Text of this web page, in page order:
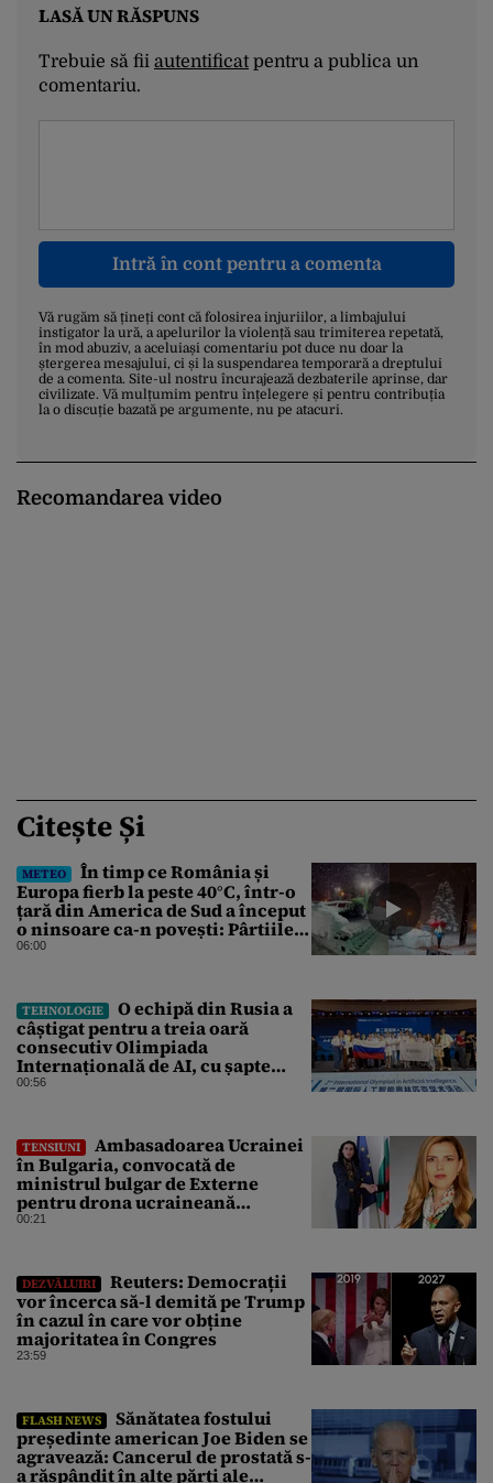
LASĂ UN RĂSPUNS
Trebuie să fii autentificatpentru a publica un
comentariu.
Intră în cont pentru a comenta
Vă rugăm să țineți cont că folosirea injuriilor, a limbajului
instigator la ură, a apelurilor la violență sau trimiterea repetată,
în mod abuziv, a aceluiași comentariu pot duce nu doar la
ștergerea mesajului, ci și la suspendarea temporară a dreptului
de a comenta. Site-ul nostru încurajează dezbaterile aprinse, dar
civilizate. Vă mulțumim pentru înțelegere și pentru contribuția
la o discuție bazată pe argumente, nu pe atacuri.
Recomandarea video
Citește Și
METEO
În timp ce România și
Europa fierb la peste 40°C, într-o
țară din America de Sud a început
o ninsoare ca-n povești: Pârtiile
s-au umplut de schiori
06:00
TEHNOLOGIE
O echipă din Rusia a
câștigat pentru a treia oară
consecutiv Olimpiada
Internațională de AI, cu șapte
medalii din aur și una de bronz
00:56
TENSIUNI
Ambasadoarea Ucrainei
în Bulgaria, convocată de
ministrul bulgar de Externe
pentru drona ucraineană
prăbușită în apropierea
00:21
DEZVĂLUIRI
Reuters: Democrații
vor încerca să-l demită pe Trump
în cazul în care vor obține
majoritatea în Congres
23:59
FLASH NEWS
Sănătatea fostului
președinte american Joe Biden se
agravează: Cancerul de prostată s-
a răspândit în alte părți ale